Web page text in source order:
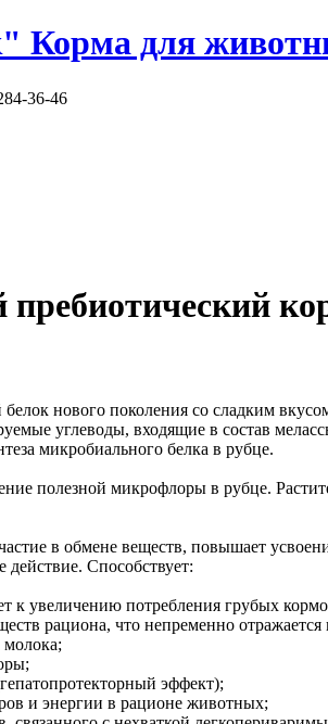
36-46
нового поколения со сладким
углеводы, входящие в состав
микробиального белка в рубце.
полезной микрофлоры в рубце.
в обмене веществ, повышает
действие. Способствует:
к увеличению потребления грубых
рациона, что непременно
эффект);
и энергии в рационе животных;